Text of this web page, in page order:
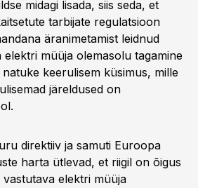
midagi lisada, siis seda, et
tarbijate regulatsioon
äranimetamist leidnud
elektri müüja olemasolu tagamine
keerulisem küsimus, mille
järeldused on
direktiiv ja samuti Euroopa
harta ütlevad, et riigil on õigus
vastutava elektri müüja